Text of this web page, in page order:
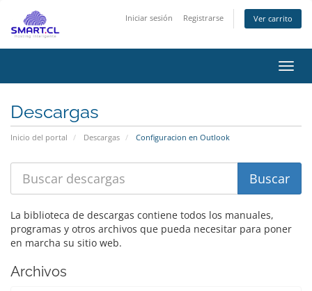
Iniciar sesión Registrarse Ver carrito
Descargas
Inicio del portal Descargas Configuracion en Outlook
La biblioteca de descargas contiene todos los manuales,
programas y otros archivos que pueda necesitar para poner
en marcha su sitio web.
Archivos